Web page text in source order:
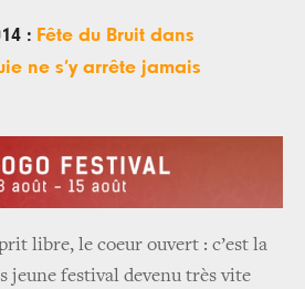
: Fête du Bruit dans
ne s’y arrête jamais
libre, le coeur ouvert : c’est la
jeune festival devenu très vite